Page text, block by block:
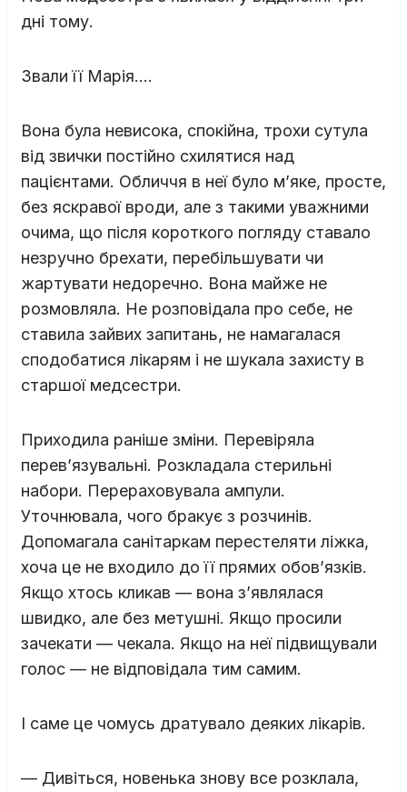
дні тому.
Звали її Марія….
Вона була невисока, спокійна, трохи сутула
від звички постійно схилятися над
пацієнтами. Обличчя в неї було м’яке, просте,
без яскравої вроди, але з такими уважними
очима, що після короткого погляду ставало
незручно брехати, перебільшувати чи
жартувати недоречно. Вона майже не
розмовляла. Не розповідала про себе, не
ставила зайвих запитань, не намагалася
сподобатися лікарям і не шукала захисту в
старшої медсестри.
Приходила раніше зміни. Перевіряла
перев’язувальні. Розкладала стерильні
набори. Перераховувала ампули.
Уточнювала, чого бракує з розчинів.
Допомагала санітаркам перестеляти ліжка,
хоча це не входило до її прямих обов’язків.
Якщо хтось кликав — вона з’являлася
швидко, але без метушні. Якщо просили
зачекати — чекала. Якщо на неї підвищували
голос — не відповідала тим самим.
І саме це чомусь дратувало деяких лікарів.
— Дивіться, новенька знову все розклала,